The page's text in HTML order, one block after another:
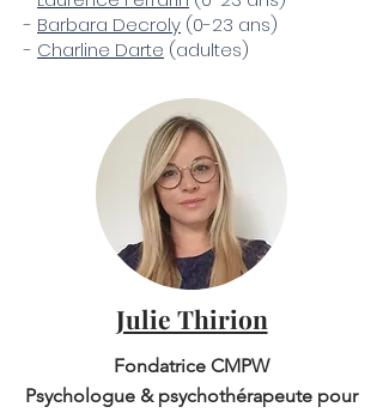
- Barbara Decroly (0-23 ans)​
- Charline Darte (adultes)​
Julie Thirion
Fondatrice CMPW
Psychologue & psychothérapeute pour